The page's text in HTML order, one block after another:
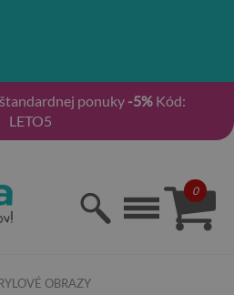
ponuky -5% Kód:
LETO5
0
OBRAZY